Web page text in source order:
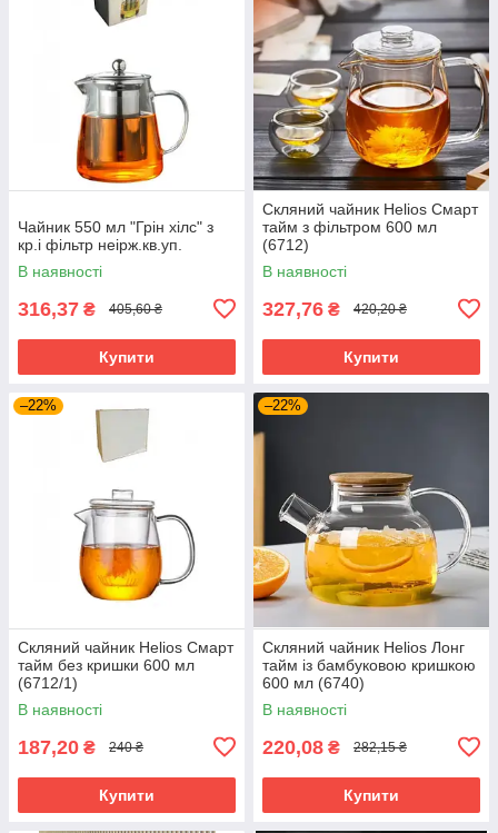
Чайник 550 мл "Грін хілс" з
кр.і фільтр неірж.кв.уп.
В наявності
316,37 ₴ 405,60 ₴
Купити
Скляний чайник Helios Смарт
тайм з фільтром 600 мл
(6712)
В наявності
327,76 ₴ 420,20 ₴
Купити
–22%
Скляний чайник Helios Смарт
тайм без кришки 600 мл
(6712/1)
В наявності
187,20 ₴ 240 ₴
Купити
–22%
Скляний чайник Helios Лонг
тайм із бамбуковою кришкою
600 мл (6740)
В наявності
220,08 ₴ 282,15 ₴
Купити